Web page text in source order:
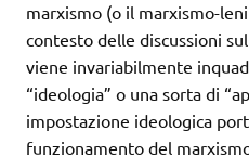
marxismo (o il marxismo-
contesto delle discussioni
viene invariabilmente
“ideologia” o una sorta di
impostazione ideologica
funzionamento del